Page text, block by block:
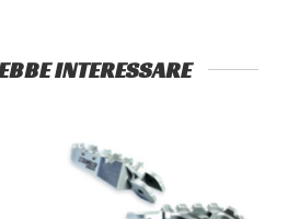
INTERESSARE